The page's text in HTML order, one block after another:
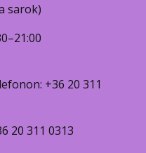
sarok)
+36 20 311
20 311 0313